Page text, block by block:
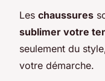
Les chaussures
sublimer votre
seulement du
votre démarche.